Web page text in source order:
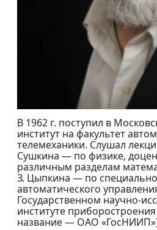
В 1962 г. поступил в
институт на факультет
телемеханики. Слушал
Сушкина — по физике,
различным разделам
З. Цыпкина — по
автоматического
Государственном научно-
институте
название — ОАО